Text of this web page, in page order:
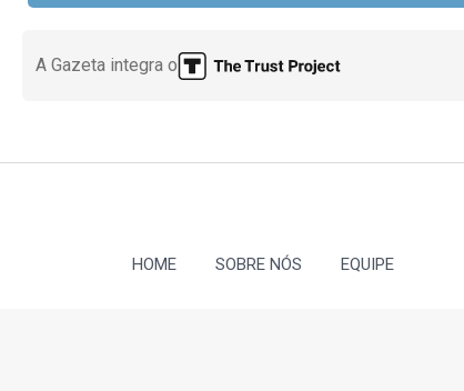
A Gazeta integra o
HOME SOBRE NÓS EQUIPE